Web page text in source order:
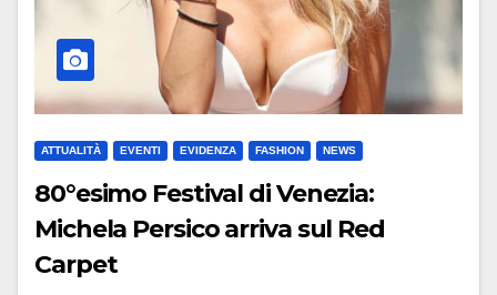
ATTUALITÀ EVENTI EVIDENZA FASHION NEWS
80°esimo Festival di Venezia:
Michela Persico arriva sul Red
Carpet